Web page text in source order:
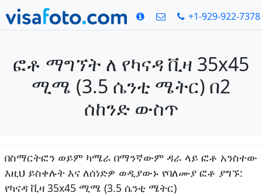
+1-929-922-7378
ፎቶ ማግኘት ለ የካናዳ ቪዛ 35x45
ሚሜ (3.5 ሴንቲ ሜትር) በ2
ሰከንድ ውስጥ
በስማርትፎን ወይም ካሜራ በማንኛውም ዳራ ላይ ፎቶ አንስተው
እዚህ ይስቀሉት እና ለሰነድዎ ወዲያውኑ የባለሙያ ፎቶ ያግኙ:
የካናዳ ቪዛ 35x45 ሚሜ (3.5 ሴንቲ ሜትር)